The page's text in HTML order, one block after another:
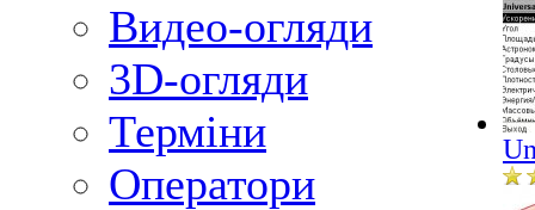
Видео-огляди
3D-огляди
Терміни
Оператори